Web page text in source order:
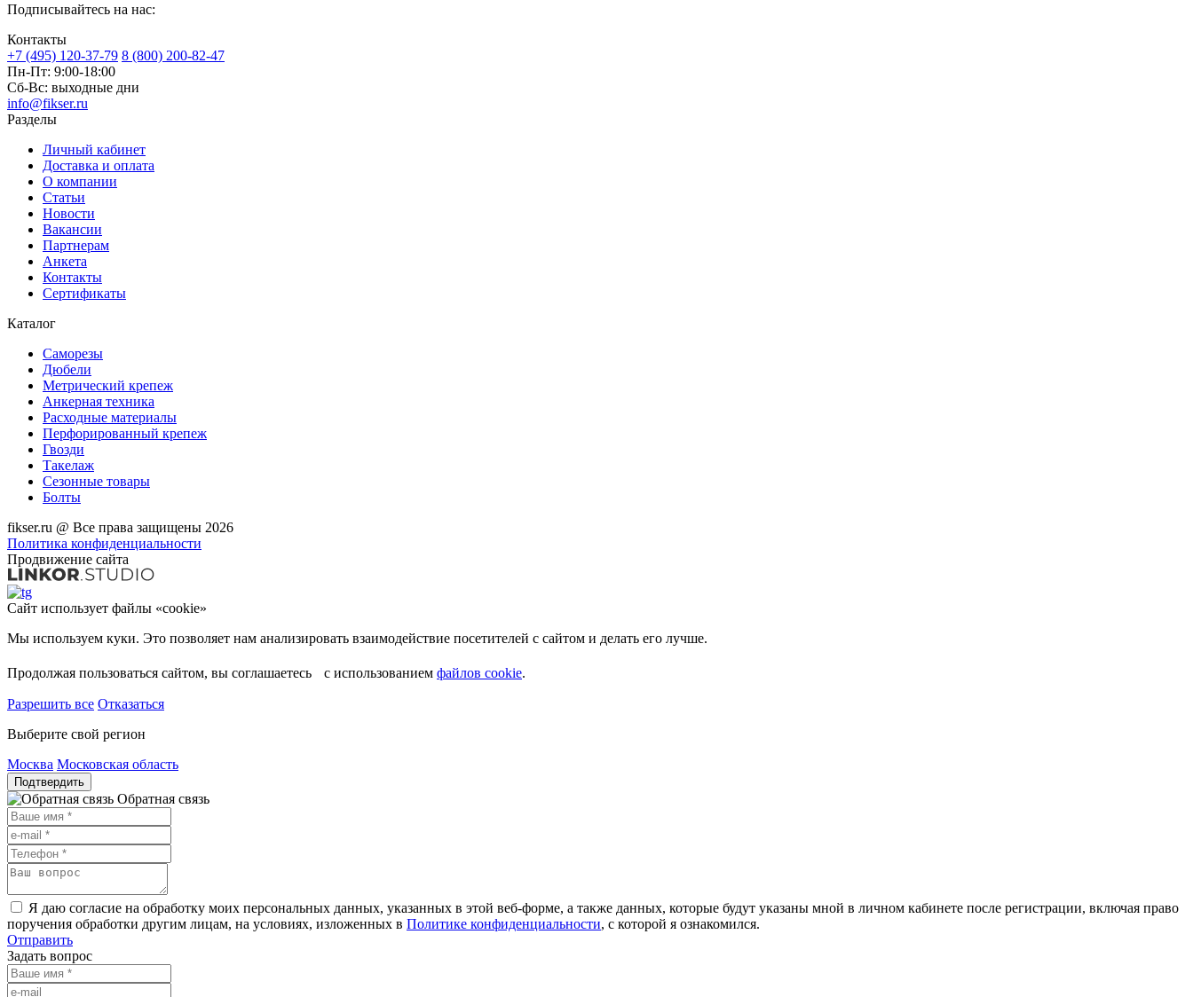
Подписывайтесь на нас:
Контакты
+7 (495) 120-37-79 8 (800) 200-82-47
Пн-Пт: 9:00-18:00
Сб-Вс: выходные дни
info@fikser.ru
Разделы
Личный кабинет
Доставка и оплата
О компании
Статьи
Новости
Вакансии
Партнерам
Анкета
Контакты
Сертификаты
Каталог
Саморезы
Дюбели
Метрический крепеж
Анкерная техника
Расходные материалы
Перфорированный крепеж
Гвозди
Такелаж
Сезонные товары
Болты
fikser.ru @ Все права защищены 2026
Политика конфиденциальности
Продвижение сайта
Сайт использует файлы «cookie»
Мы используем куки. Это позволяет нам анализировать взаимодействие посетителей с сайтом и делать его лучше.
Продолжая пользоваться сайтом, вы соглашаетесь с использованием файлов cookie.
Разрешить все Отказаться
Выберите свой регион
Москва Московская область
Подтвердить
Обратная связь
Я даю согласие на обработку моих персональных данных, указанных в этой веб-форме, а также данных, которые будут указаны мной в личном кабинете после регистрации, включая право
поручения обработки другим лицам, на условиях, изложенных в Политике конфиденциальности, с которой я ознакомился.
Отправить
Задать вопрос